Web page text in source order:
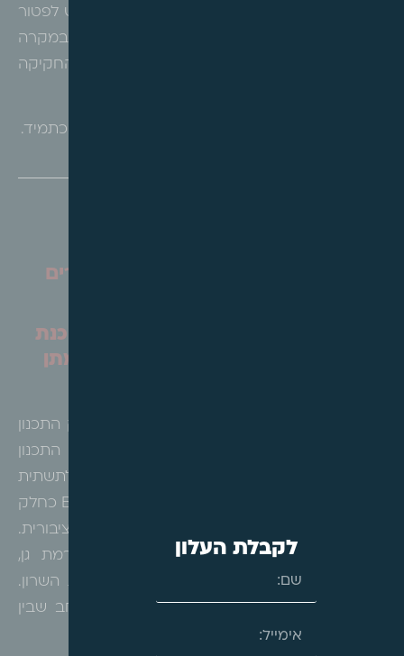
עם דירה, וזו דירתו היחידה, הרי שהמחוקק ביקש לפטור
ולכן תשלום היטל במקרה
זה אינו צודק והיה מקום לאפשרו ולתקן את החקיקה
אין ספק ש"סוף מעשה במחשבה תחילה" רלוונטי כתמיד.
עדכוני חקיקה/חקיקת משנה/חוזרים
מרחב תכנון מחוזי – הודעה בדבר הכנת
תכנית לתשתית לאומית ותנאים למתן
הרינו לעדכן כי בהתאם לסעיף 76 ג(1) ו-77 לחוק התכנון
והבניה, ובתוקף סמכותה לפי סעיף 78 לחוק התכנון
והבניה, הודיעה המועצה ארצית על הכנת תכנית לתשתית
לאומית מספר 200 – הקו הצהוב, להקמת קו BRT כחלק
מתכנית אסטרטגית ארצית לפיתוח התחבורה הציבורית.
בתוואי אשר חוצה את הרשויות, תל אביב, רמת גן,
גבעתיים ובני ברק וחופף בקצותיו לחולון ורמת השרון.
הקו מתכונן לתת מענה בכיוון צפון-דרום למרחב שבין
לקבלת העלון